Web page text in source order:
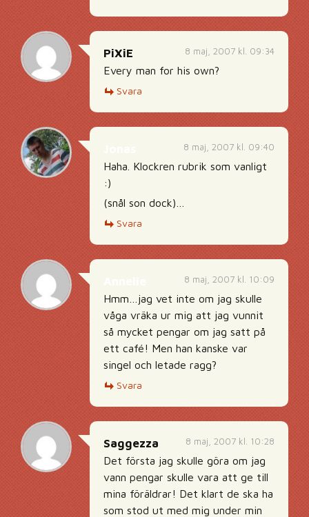
8 maj, 2007 kl. 09:34
PiXiE
Every man for his own?
Svara
8 maj, 2007 kl. 09:40
Haha. Klockren rubrik som vanligt
:)
(snål son dock)…
Svara
8 maj, 2007 kl. 10:09
Hmm…jag vet inte om jag skulle
våga vräka ur mig att jag vunnit
så mycket pengar om jag satt på
ett café! Men han kanske var
singel och letade ragg?
Svara
8 maj, 2007 kl. 10:28
Saggezza
Det första jag skulle göra om jag
vann pengar skulle vara att ge till
mina föräldrar! Det klart de ska ha
som stod ut med mig under min